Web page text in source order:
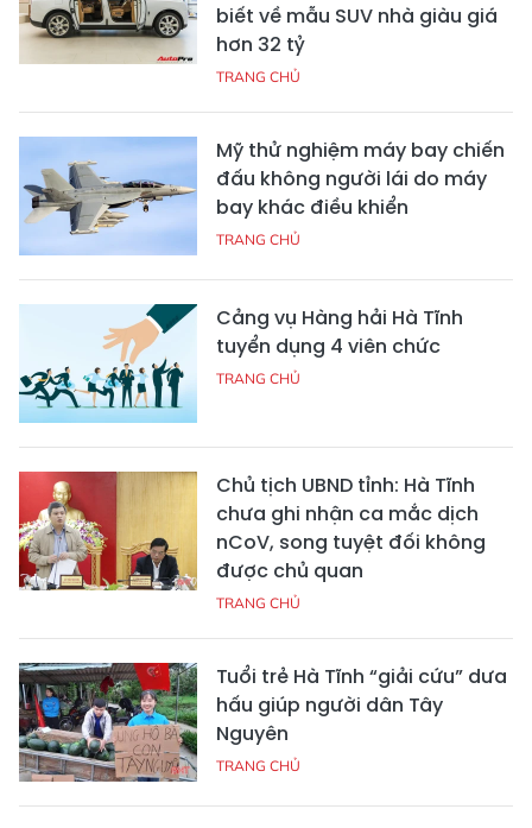
biết về mẫu SUV nhà giàu giá
hơn 32 tỷ
TRANG CHỦ
Mỹ thử nghiệm máy bay chiến
đấu không người lái do máy
bay khác điều khiển
TRANG CHỦ
Cảng vụ Hàng hải Hà Tĩnh
tuyển dụng 4 viên chức
TRANG CHỦ
Chủ tịch UBND tỉnh: Hà Tĩnh
chưa ghi nhận ca mắc dịch
nCoV, song tuyệt đối không
được chủ quan
TRANG CHỦ
Tuổi trẻ Hà Tĩnh “giải cứu” dưa
hấu giúp người dân Tây
Nguyên
TRANG CHỦ